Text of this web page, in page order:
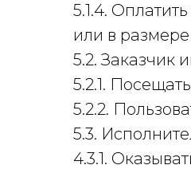
5.1.4.
или в размере
5.2. Заказчик
5.2.1.
5.2.2.
5.3.
4.3.1.